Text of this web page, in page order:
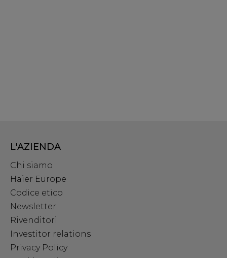
L'AZIENDA
Chi siamo
Haier Europe
Codice etico
Newsletter
Rivenditori
Investitor relations
Privacy Policy